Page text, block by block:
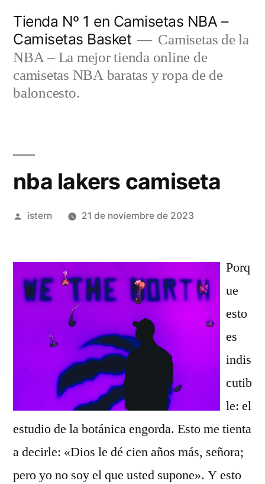
contenido
Tienda Nº 1 en Camisetas NBA –
Camisetas Basket
Camisetas de la
NBA – La mejor tienda online de
camisetas NBA baratas y ropa de de
baloncesto.
nba lakers camiseta
Publicado
istern 21 de noviembre de 2023
Porq
ue
esto
es
indis
cutib
le: el
estudio de la botánica engorda. Esto me tienta
a decirle: «Dios le dé cien años más, señora;
pero yo no soy el que usted supone». Y esto